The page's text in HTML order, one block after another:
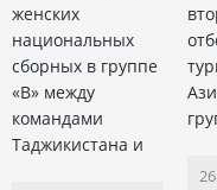
женских
национальных
сборных в группе
«В» между
командами
Таджикистана и